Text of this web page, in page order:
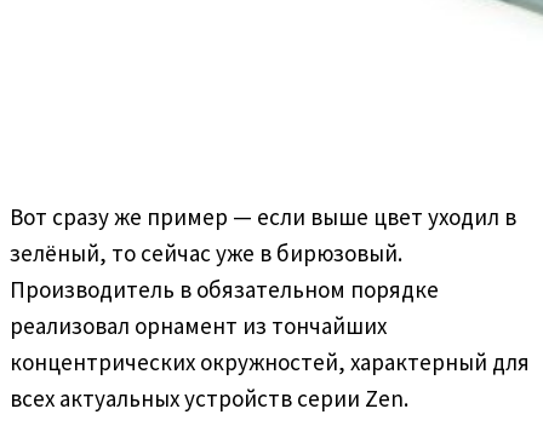
Вот сразу же пример — если выше цвет уходил в
зелёный, то сейчас уже в бирюзовый.
Производитель в обязательном порядке
реализовал орнамент из тончайших
концентрических окружностей, характерный для
всех актуальных устройств серии Zen.